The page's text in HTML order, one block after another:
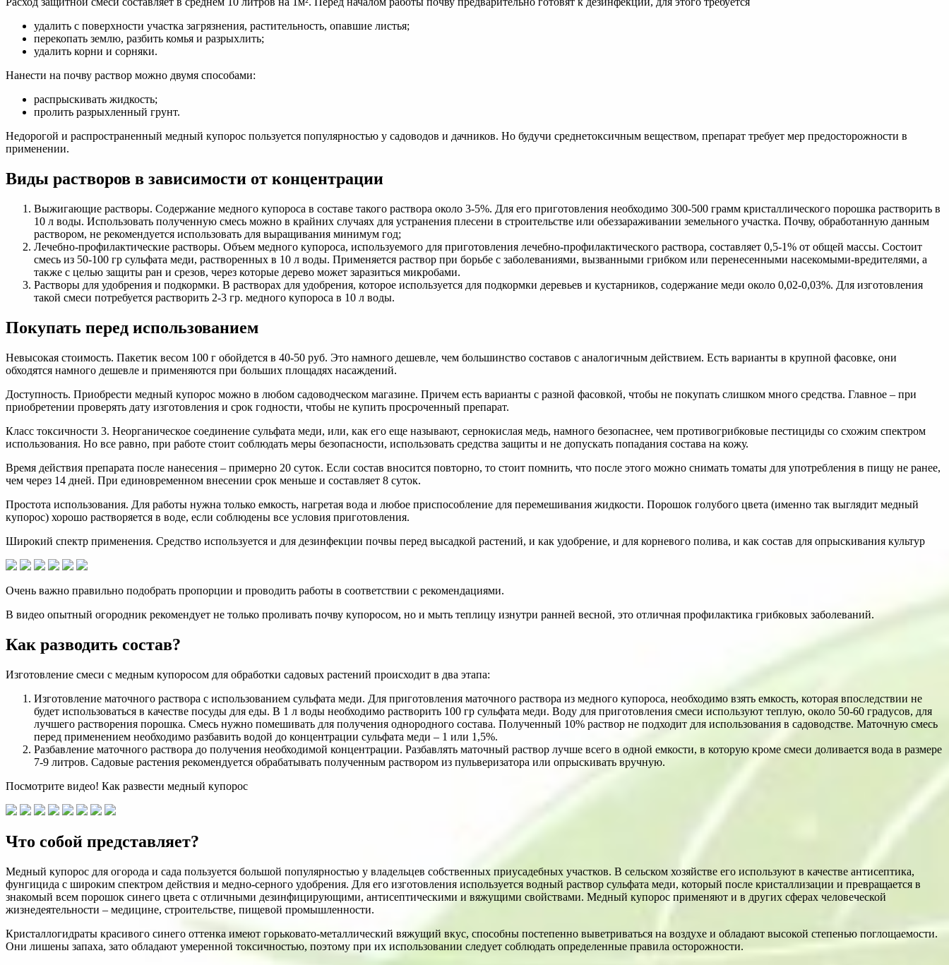
удалить с поверхности участка загрязнения, растительность, опавшие листья;
перекопать землю, разбить комья и разрыхлить;
удалить корни и сорняки.
Нанести на почву раствор можно двумя способами:
распрыскивать жидкость;
пролить разрыхленный грунт.
Недорогой и распространенный медный купорос пользуется популярностью у садоводов и дачников. Но будучи среднетоксичным веществом, препарат требует мер предосторожности в
применении.
Виды растворов в зависимости от концентрации
Выжигающие растворы. Содержание медного купороса в составе такого раствора около 3-5%. Для его приготовления необходимо 300-500 грамм кристаллического порошка растворить в
10 л воды. Использовать полученную смесь можно в крайних случаях для устранения плесени в строительстве или обеззараживании земельного участка. Почву, обработанную данным
раствором, не рекомендуется использовать для выращивания минимум год;
Лечебно-профилактические растворы. Объем медного купороса, используемого для приготовления лечебно-профилактического раствора, составляет 0,5-1% от общей массы. Состоит
смесь из 50-100 гр сульфата меди, растворенных в 10 л воды. Применяется раствор при борьбе с заболеваниями, вызванными грибком или перенесенными насекомыми-вредителями, а
также с целью защиты ран и срезов, через которые дерево может заразиться микробами.
Растворы для удобрения и подкормки. В растворах для удобрения, которое используется для подкормки деревьев и кустарников, содержание меди около 0,02-0,03%. Для изготовления
такой смеси потребуется растворить 2-3 гр. медного купороса в 10 л воды.
Покупать перед использованием
Невысокая стоимость. Пакетик весом 100 г обойдется в 40-50 руб. Это намного дешевле, чем большинство составов с аналогичным действием. Есть варианты в крупной фасовке, они
обходятся намного дешевле и применяются при больших площадях насаждений.
Доступность. Приобрести медный купорос можно в любом садоводческом магазине. Причем есть варианты с разной фасовкой, чтобы не покупать слишком много средства. Главное – при
приобретении проверять дату изготовления и срок годности, чтобы не купить просроченный препарат.
Класс токсичности 3. Неорганическое соединение сульфата меди, или, как его еще называют, сернокислая медь, намного безопаснее, чем противогрибковые пестициды со схожим спектром
использования. Но все равно, при работе стоит соблюдать меры безопасности, использовать средства защиты и не допускать попадания состава на кожу.
Время действия препарата после нанесения – примерно 20 суток. Если состав вносится повторно, то стоит помнить, что после этого можно снимать томаты для употребления в пищу не ранее,
чем через 14 дней. При единовременном внесении срок меньше и составляет 8 суток.
Простота использования. Для работы нужна только емкость, нагретая вода и любое приспособление для перемешивания жидкости. Порошок голубого цвета (именно так выглядит медный
купорос) хорошо растворяется в воде, если соблюдены все условия приготовления.
Широкий спектр применения. Средство используется и для дезинфекции почвы перед высадкой растений, и как удобрение, и для корневого полива, и как состав для опрыскивания культур
Очень важно правильно подобрать пропорции и проводить работы в соответствии с рекомендациями.
В видео опытный огородник рекомендует не только проливать почву купоросом, но и мыть теплицу изнутри ранней весной, это отличная профилактика грибковых заболеваний.
Как разводить состав?
Изготовление смеси с медным купоросом для обработки садовых растений происходит в два этапа:
Изготовление маточного раствора с использованием сульфата меди. Для приготовления маточного раствора из медного купороса, необходимо взять емкость, которая впоследствии не
будет использоваться в качестве посуды для еды. В 1 л воды необходимо растворить 100 гр сульфата меди. Воду для приготовления смеси используют теплую, около 50-60 градусов, для
лучшего растворения порошка. Смесь нужно помешивать для получения однородного состава. Полученный 10% раствор не подходит для использования в садоводстве. Маточную смесь
перед применением необходимо разбавить водой до концентрации сульфата меди – 1 или 1,5%.
Разбавление маточного раствора до получения необходимой концентрации. Разбавлять маточный раствор лучше всего в одной емкости, в которую кроме смеси доливается вода в размере
7-9 литров. Садовые растения рекомендуется обрабатывать полученным раствором из пульверизатора или опрыскивать вручную.
Посмотрите видео! Как развести медный купорос
Что собой представляет?
Медный купорос для огорода и сада пользуется большой популярностью у владельцев собственных приусадебных участков. В сельском хозяйстве его используют в качестве антисептика,
фунгицида с широким спектром действия и медно-серного удобрения. Для его изготовления используется водный раствор сульфата меди, который после кристаллизации и превращается в
знакомый всем порошок синего цвета с отличными дезинфицирующими, антисептическими и вяжущими свойствами. Медный купорос применяют и в других сферах человеческой
жизнедеятельности – медицине, строительстве, пищевой промышленности.
Кристаллогидраты красивого синего оттенка имеют горьковато-металлический вяжущий вкус, способны постепенно выветриваться на воздухе и обладают высокой степенью поглощаемости.
Они лишены запаха, зато обладают умеренной токсичностью, поэтому при их использовании следует соблюдать определенные правила осторожности.